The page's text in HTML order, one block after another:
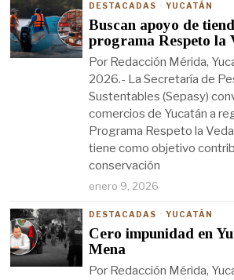
DESTACADAS · YUCATÁN
Buscan apoyo de
programa Respeto la
Por Redacción Mérida,
2026.- La Secretaría de
Sustentables (Sepasy)
comercios de Yucatán a
Programa Respeto la
tiene como objetivo
conservación
enero 9, 2026
DESTACADAS · YUCATÁN
Cero impunidad en
Mena
Por Redacción Mérida,